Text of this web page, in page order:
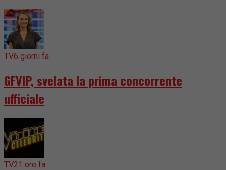
TV6 giorni fa
GFVIP, svelata la prima concorrente
ufficiale
TV21 ore fa